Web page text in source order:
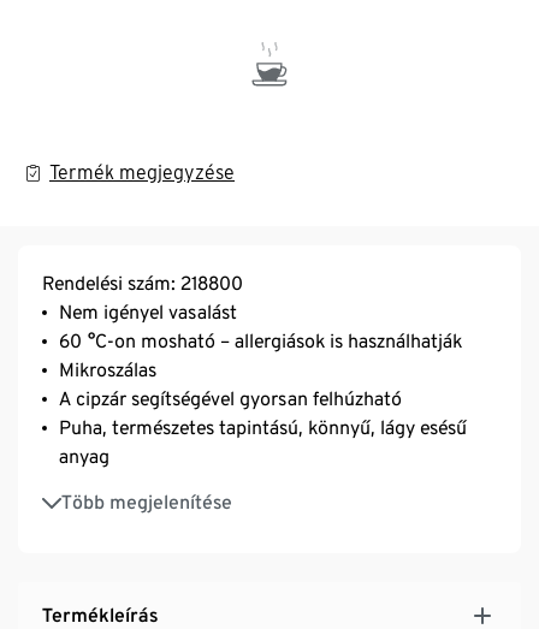
Termék megjegyzése
Rendelési szám: 218800
Nem igényel vasalást
60 °C-on mosható – allergiások is használhatják
Mikroszálas
A cipzár segítségével gyorsan felhúzható
Puha, természetes tapintású, könnyű, lágy esésű
anyag
Több megjelenítése
Gyorsan szárad
Termékleírás